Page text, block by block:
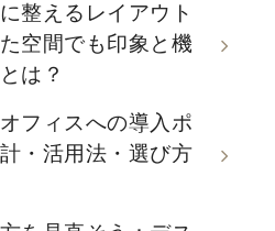
整えるレイアウト
空間でも印象と機
は？
フィスへの導入ポ
・活用法・選び方